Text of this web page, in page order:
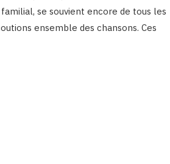
se souvient encore de tous les
ensemble des chansons. Ces